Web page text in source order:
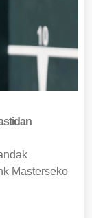
Masterseko